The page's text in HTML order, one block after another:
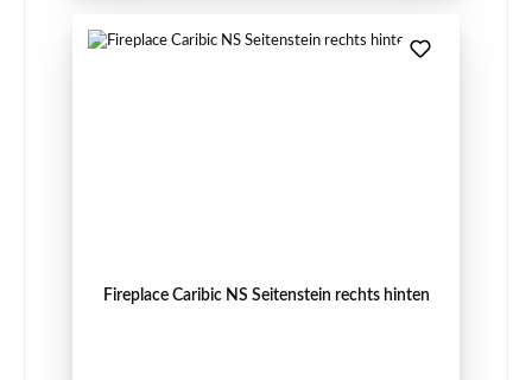
Fireplace Caribic NS Seitenstein rechts hinten